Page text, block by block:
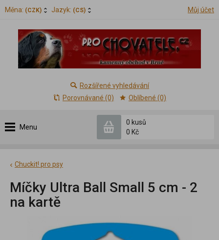
Měna: (CZK) Jazyk: (CS) Můj účet
Menu
0 kusů
0 Kč
Rozšířené vyhledávání
Porovnávané (0)
Oblíbené (0)
Chuckit! pro psy
Míčky Ultra Ball Small 5 cm - 2
na kartě